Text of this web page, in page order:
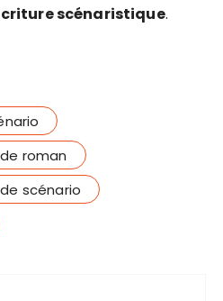
scénaristique.
roman
scénario